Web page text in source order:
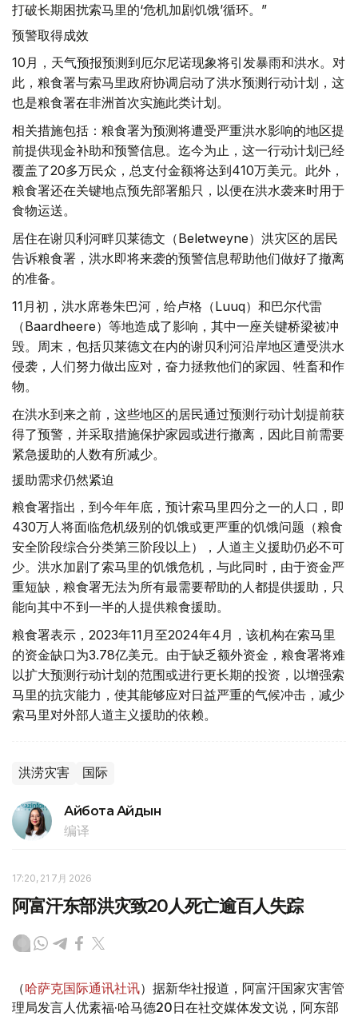
打破长期困扰索马里的‘危机加剧饥饿’循环。”
预警取得成效
10月，天气预报预测到厄尔尼诺现象将引发暴雨和洪水。对
此，粮食署与索马里政府协调启动了洪水预测行动计划，这
也是粮食署在非洲首次实施此类计划。
相关措施包括：粮食署为预测将遭受严重洪水影响的地区提
前提供现金补助和预警信息。迄今为止，这一行动计划已经
覆盖了20多万民众，总支付金额将达到410万美元。此外，
粮食署还在关键地点预先部署船只，以便在洪水袭来时用于
食物运送。
居住在谢贝利河畔贝莱德文（Beletweyne）洪灾区的居民
告诉粮食署，洪水即将来袭的预警信息帮助他们做好了撤离
的准备。
11月初，洪水席卷朱巴河，给卢格（Luuq）和巴尔代雷
（Baardheere）等地造成了影响，其中一座关键桥梁被冲
毁。周末，包括贝莱德文在内的谢贝利河沿岸地区遭受洪水
侵袭，人们努力做出应对，奋力拯救他们的家园、牲畜和作
物。
在洪水到来之前，这些地区的居民通过预测行动计划提前获
得了预警，并采取措施保护家园或进行撤离，因此目前需要
紧急援助的人数有所减少。
援助需求仍然紧迫
粮食署指出，到今年年底，预计索马里四分之一的人口，即
430万人将面临危机级别的饥饿或更严重的饥饿问题（粮食
安全阶段综合分类第三阶段以上），人道主义援助仍必不可
少。洪水加剧了索马里的饥饿危机，与此同时，由于资金严
重短缺，粮食署无法为所有最需要帮助的人都提供援助，只
能向其中不到一半的人提供粮食援助。
粮食署表示，2023年11月至2024年4月，该机构在索马里
的资金缺口为3.78亿美元。由于缺乏额外资金，粮食署将难
以扩大预测行动计划的范围或进行更长期的投资，以增强索
马里的抗灾能力，使其能够应对日益严重的气候冲击，减少
索马里对外部人道主义援助的依赖。
洪涝灾害 国际
Айбота Айдын
编译
17:20, 21 7月 2026
阿富汗东部洪灾致20人死亡逾百人失踪
（哈萨克国际通讯社讯）据新华社报道，阿富汗国家灾害管
理局发言人优素福·哈马德20日在社交媒体发文说，阿东部